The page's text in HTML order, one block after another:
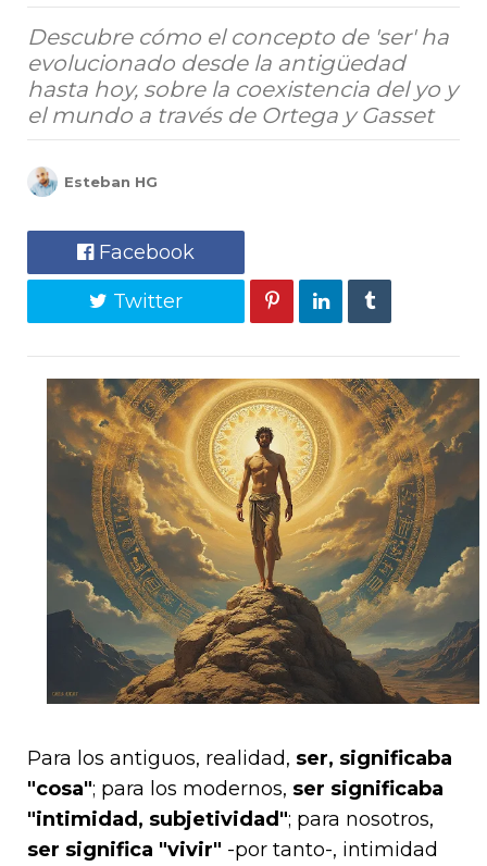
Descubre cómo el concepto de 'ser' ha
evolucionado desde la antigüedad
hasta hoy, sobre la coexistencia del yo y
el mundo a través de Ortega y Gasset
Esteban HG
Facebook
Twitter
Para los antiguos, realidad, ser, significaba
"cosa"; para los modernos, ser significaba
"intimidad, subjetividad"; para nosotros,
ser significa "vivir" -por tanto-, intimidad